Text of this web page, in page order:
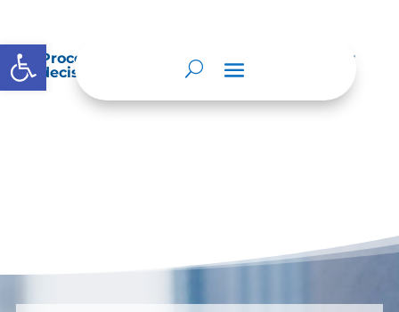
Abrir barra de herramientas
Procedimientos que se siguen para tomar
decisiones en las diferentes áreas